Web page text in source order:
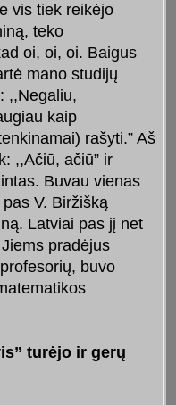
vis tiek reikėjo
teko
oi, oi, oi. Baigus
mano studijų
,,Negaliu,
kaip
rašyti.” Aš
,,Ačiū, ačiū” ir
Buvau vienas
V. Biržišką
Latviai pas jį net
pradėjus
buvo
turėjo ir gerų